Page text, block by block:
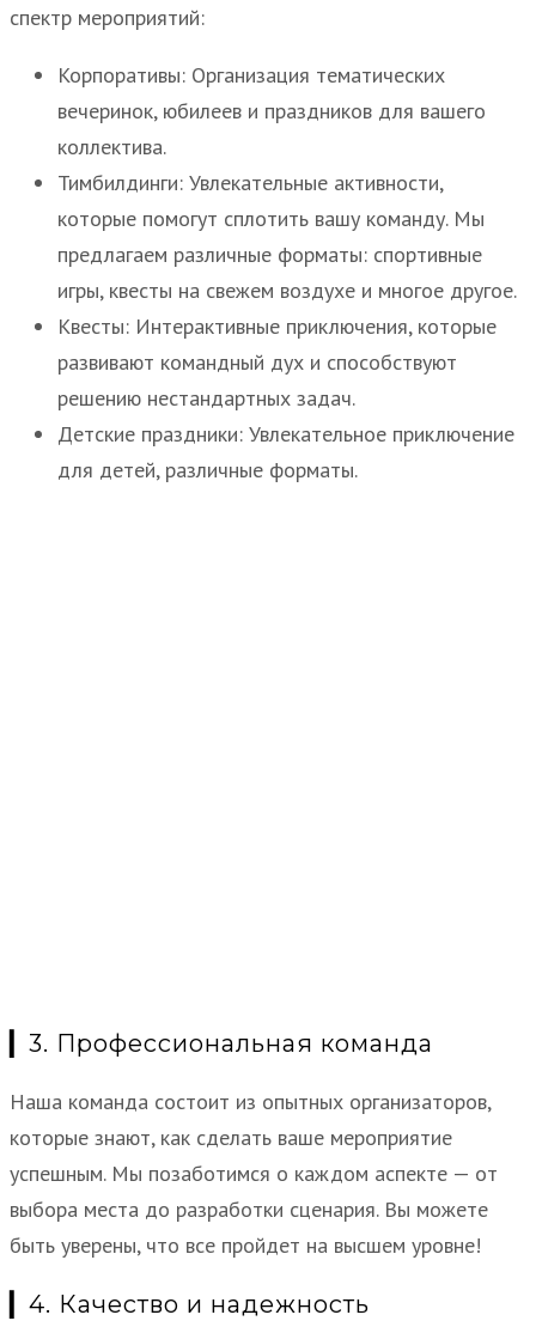
спектр мероприятий:
Корпоративы: Организация тематических
вечеринок, юбилеев и праздников для вашего
коллектива.
Тимбилдинги: Увлекательные активности,
которые помогут сплотить вашу команду. Мы
предлагаем различные форматы: спортивные
игры, квесты на свежем воздухе и многое другое.
Квесты: Интерактивные приключения, которые
развивают командный дух и способствуют
решению нестандартных задач.
Детские праздники: Увлекательное приключение
для детей, различные форматы.
▎3. Профессиональная команда
Наша команда состоит из опытных организаторов,
которые знают, как сделать ваше мероприятие
успешным. Мы позаботимся о каждом аспекте — от
выбора места до разработки сценария. Вы можете
быть уверены, что все пройдет на высшем уровне!
▎4. Качество и надежность